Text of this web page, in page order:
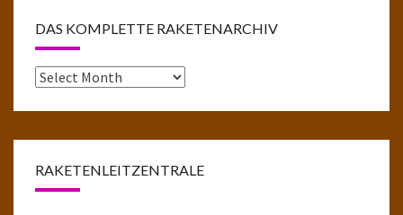
DAS KOMPLETTE RAKETENARCHIV
Das
RAKETENLEITZENTRALE